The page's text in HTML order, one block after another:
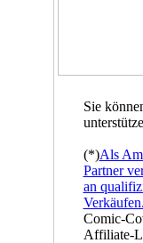
Sie
(*)Als
Partner
an
Verkäufen.
Comic-
Affiliate-